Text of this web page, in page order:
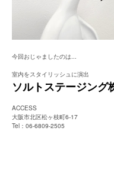
今回おじゃましたのは...
室内をスタイリッシュに演出
ソルトステージング
ACCESS
大阪市北区松ヶ枝町6-17
Tel：06-6809-2505